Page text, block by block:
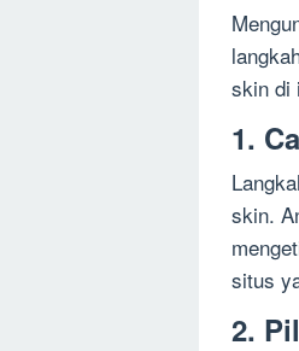
skin di
1.
skin.
situs
2.